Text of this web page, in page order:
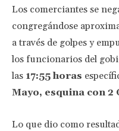
Los comerciantes se
congregándose
a través de golpes y
los funcionarios del
las 17:55 horas
Mayo, esquina con
Lo que dio como